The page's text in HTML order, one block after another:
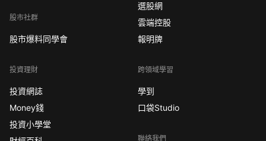
股市社群
股市爆料同學會
投資理財
投資網誌
Money錢
投資小學堂
選股網
雲端控股
報明牌
跨領域學習
學到
口袋Studio
聯絡我們